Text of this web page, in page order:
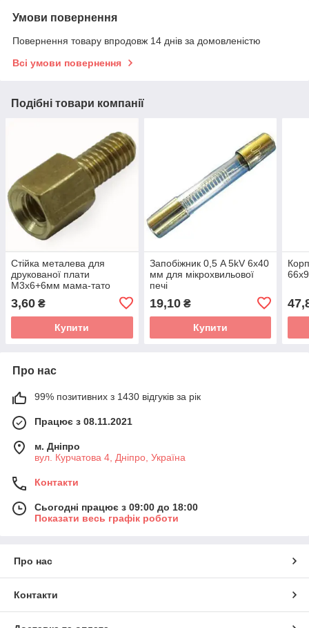
Умови повернення
Повернення товару впродовж 14 днів за домовленістю
Всі умови повернення
Подібні товари компанії
Стійка металева для
друкованої плати
M3x6+6мм мама-тато
3,60 ₴
Купити
Запобіжник 0,5 A 5kV 6x40
мм для мікрохвильової
печі
19,10₴
Купити
Про нас
99% позитивних з 1430 відгуків за рік
Працює з 08.11.2021
м. Дніпро
вул. Курчатова 4, Дніпро, Україна
Контакти
Сьогодні працює з 09:00 до 18:00
Показати весь графік роботи
Про нас
Контакти